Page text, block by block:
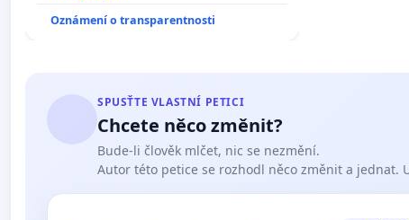
Oznámení o transparentnosti
SPUSŤTE VLASTNÍ PETICI
Chcete něco změnit?
Bude-li člověk mlčet, nic se nezmění.
Autor této petice se rozhodl něco změnit a jednat.